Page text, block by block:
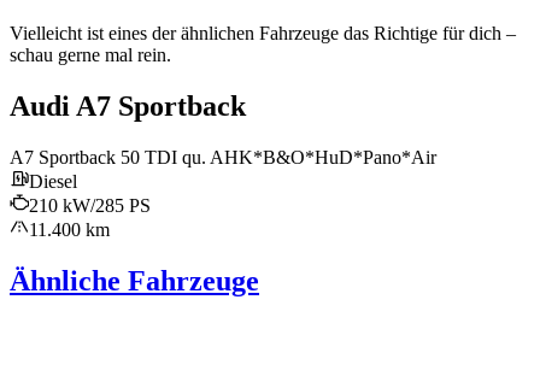
Vielleicht ist eines der ähnlichen Fahrzeuge das Richtige für dich –
schau gerne mal rein.
Audi A7 Sportback
A7 Sportback 50 TDI qu. AHK*B&O*HuD*Pano*Air
Diesel
210 kW/285 PS
11.400 km
Ähnliche Fahrzeuge